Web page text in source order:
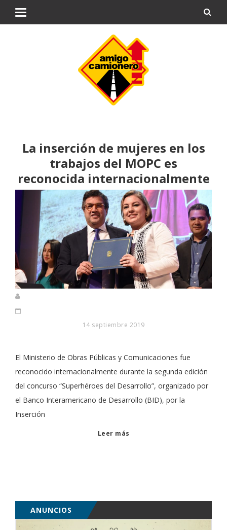
La inserción de mujeres en los
trabajos del MOPC es
reconocida internacionalmente
14 septiembre 2019
El Ministerio de Obras Públicas y Comunicaciones fue
reconocido internacionalmente durante la segunda edición
del concurso “Superhéroes del Desarrollo”, organizado por
el Banco Interamericano de Desarrollo (BID), por la
Inserción
Leer más
ANUNCIOS